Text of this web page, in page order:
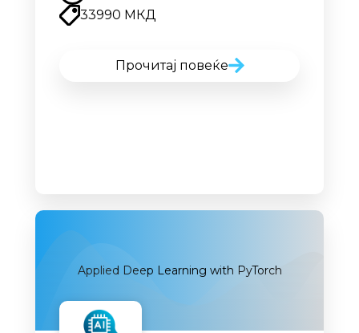
33990 МКД
Прочитај повеќе
Applied Deep Learning with PyTorch